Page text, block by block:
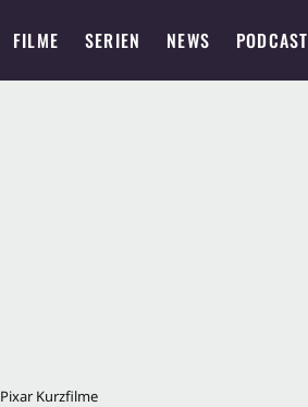
FILME SERIEN NEWS PODCAST
Pixar Kurzfilme